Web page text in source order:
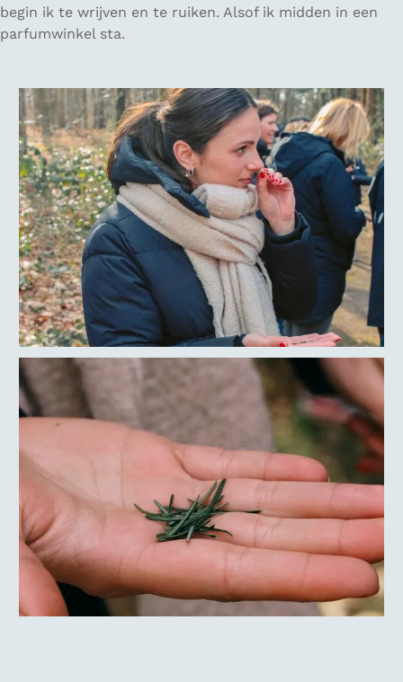
begin ik te wrijven en te ruiken. Alsof ik midden in een
parfumwinkel sta.